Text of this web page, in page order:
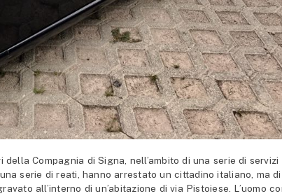
Compagnia di Signa, nell’ambito di una serie di servizi
serie di reati, hanno arrestato un cittadino italiano, ma di
all’interno di un’abitazione di via Pistoiese. L’uomo